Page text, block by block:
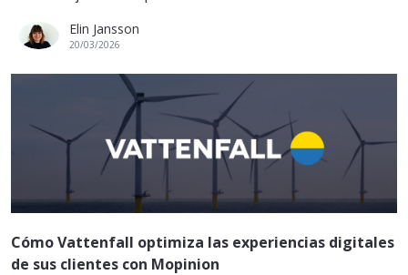
Elin Jansson
20/03/2026
Cómo Vattenfall optimiza las experiencias digitales
de sus clientes con Mopinion